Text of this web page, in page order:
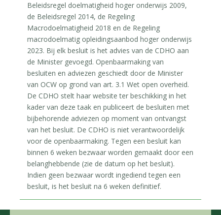
Beleidsregel doelmatigheid hoger onderwijs 2009,
de Beleidsregel 2014, de Regeling
Macrodoelmatigheid 2018 en de Regeling
macrodoelmatig opleidingsaanbod hoger onderwijs
2023. Bij elk besluit is het advies van de CDHO aan
de Minister gevoegd. Openbaarmaking van
besluiten en adviezen geschiedt door de Minister
van OCW op grond van art. 3.1 Wet open overheid.
De CDHO stelt haar website ter beschikking in het
kader van deze taak en publiceert de besluiten met
bijbehorende adviezen op moment van ontvangst
van het besluit. De CDHO is niet verantwoordelijk
voor de openbaarmaking. Tegen een besluit kan
binnen 6 weken bezwaar worden gemaakt door een
belanghebbende (zie de datum op het besluit).
Indien geen bezwaar wordt ingediend tegen een
besluit, is het besluit na 6 weken definitief.